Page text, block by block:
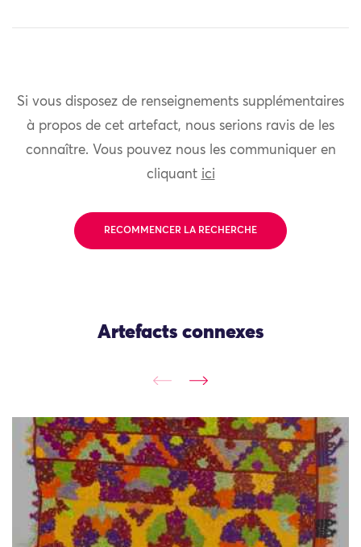
Si vous disposez de renseignements supplémentaires
à propos de cet artefact, nous serions ravis de les
connaître. Vous pouvez nous les communiquer en
cliquant ici
RECOMMENCER LA RECHERCHE
Artefacts connexes